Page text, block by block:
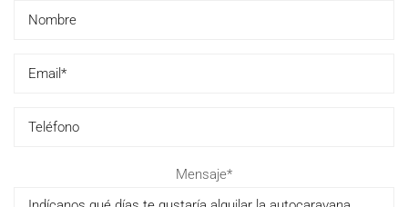
leave
Mensaje*